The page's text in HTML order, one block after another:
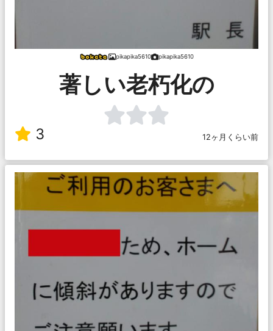
pikapika5610 pikapika5610
著しい老朽化の
3 12ヶ月くらい前